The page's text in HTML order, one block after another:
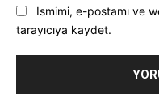
Ismimi, e-postamı ve
tarayıcıya kaydet.